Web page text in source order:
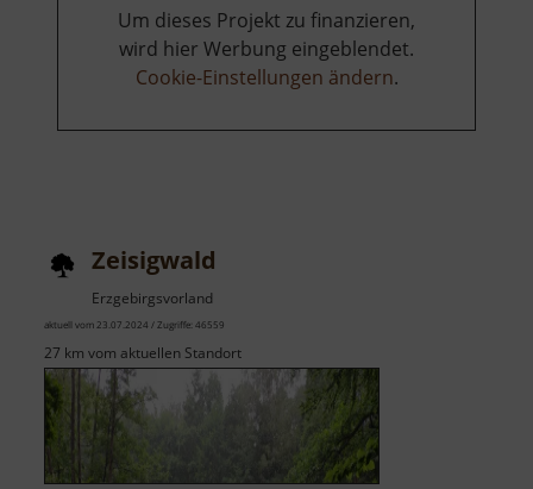
Um dieses Projekt zu finanzieren,
wird hier Werbung eingeblendet.
Cookie-Einstellungen ändern.
Zeisigwald
Erzgebirgsvorland
aktuell vom 23.07.2024 / Zugriffe: 46559
27 km vom aktuellen Standort